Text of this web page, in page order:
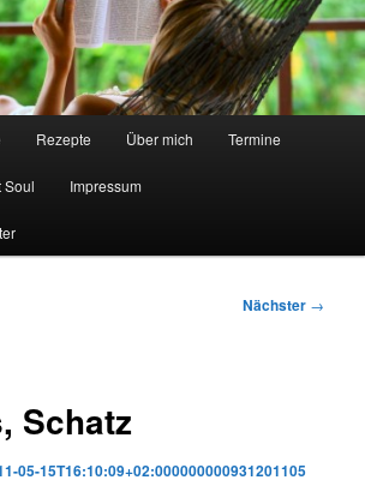
Rezepte Über mich Termine
Soul Impressum
Nächster →
Schatz
05-15T16:10:09+02:000000000931201105